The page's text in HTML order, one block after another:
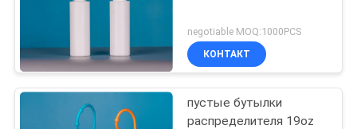
negotiable MOQ:1000PCS
КОНТАКТ
пустые бутылки
распределителя 19oz